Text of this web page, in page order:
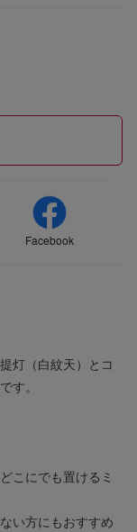
Facebook
灯（白紋天）とコ
す。
こにでも置けるミ
い方にもおすすめ